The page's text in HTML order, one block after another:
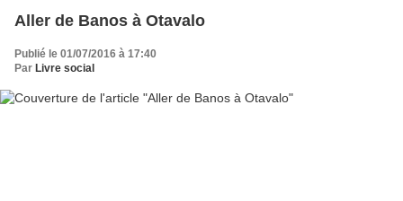
Aller de Banos à Otavalo
Publié le 01/07/2016 à 17:40
Par Livre social